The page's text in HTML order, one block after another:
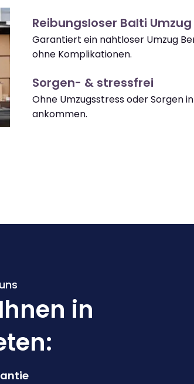
Reibungsloser Balti Umzug
Garantiert ein nahtloser Umzug
ohne Komplikationen.
Sorgen- & stressfrei
Ohne Umzugsstress oder Sorgen
ankommen.
in